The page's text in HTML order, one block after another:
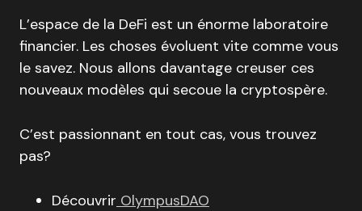
L’espace de la DeFi est un énorme laboratoire
financier. Les choses évoluent vite comme vous
le savez. Nous allons davantage creuser ces
nouveaux modèles qui secoue la cryptospère.
C’est passionnant en tout cas, vous trouvez
pas?
Découvrir OlympusDAO